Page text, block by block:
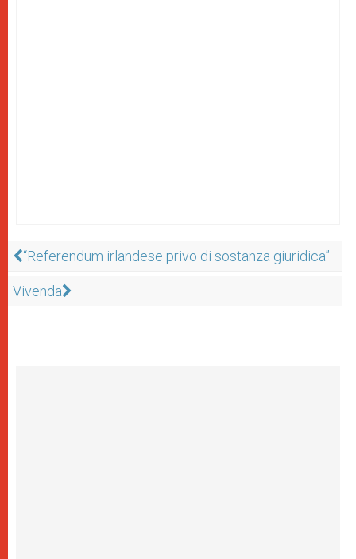
“Referendum irlandese privo di sostanza giuridica”
Vivenda